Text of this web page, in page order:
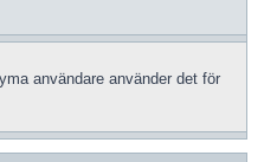
användare använder det för